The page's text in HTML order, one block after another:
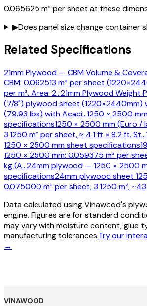
0.065625 m³ per sheet at these
▶Does panel size change container
Related Specifications
21mm Plywood — CBM Volume &
CBM: 0.062513 m³ per sheet
per m³. Area: 2…21mm Plywood Weight
(7/8") plywood sheet (1220×2440mm)
(79.93 lbs) with Acaci…1250 × 2500
specifications1250 × 2500 mm (Euro /
3.1250 m² per sheet, ≈ 4.1 ft × 8.2 ft. St…
1250 × 2500 mm sheet specifications
1250 × 2500 mm: 0.059375 m³ per
kg (A…24mm plywood — 1250 × 2500
specifications24mm plywood sheet
0.075000 m³ per sheet, 3.1250 m²,
Data calculated using Vinawood's
engine. Figures are for standard
may vary with moisture content, glue
manufacturing tolerances.Try our
→
VINAWOOD